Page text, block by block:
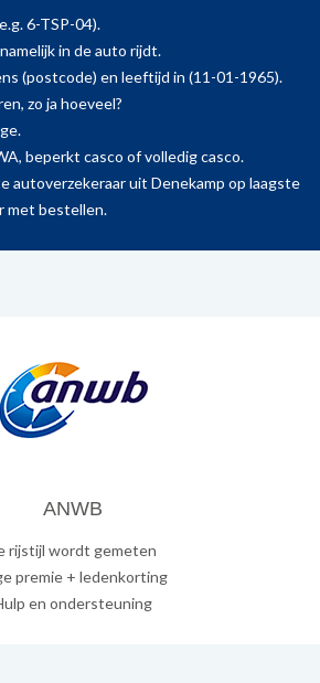
6-TSP-04).
in de auto rijdt.
(postcode) en leeftijd in (11-01-1965).
zo ja hoeveel?
beperkt casco of volledig casco.
autoverzekeraar uit Denekamp op laagste
met bestellen.
ANWB
rijstijl wordt gemeten
premie + ledenkorting
en ondersteuning